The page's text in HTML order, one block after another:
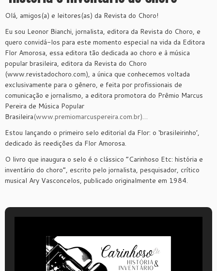
Olá, amigos(a) e leitores(as) da Revista do Choro!
Eu sou Leonor Bianchi, jornalista, editora da Revista do Choro, e
quero convidá-los para este momento especial na vida da Editora
Flor Amorosa, essa editora tão dedicada ao choro e à música
popular brasileira, editora da Revista do Choro
(www.revistadochoro.com), a única que conhecemos voltada
exclusivamente para o gênero, e feita por profissionais de
comunicação e jornalismo, a editora promotora do Prêmio Marcus
Pereira de Música Popular
Brasileira(www.premiomarcuspereira.com.br)…
Estou lançando o primeiro selo editorial da Flor: o ‘brasileirinho’,
dedicado às reedições da Flor Amorosa.
O livro que inaugura o selo é o clássico “Carinhoso Etc: história e
inventário do choro”, escrito pelo jornalista, pesquisador, crítico
musical Ary Vasconcelos, publicado originalmente em 1984.